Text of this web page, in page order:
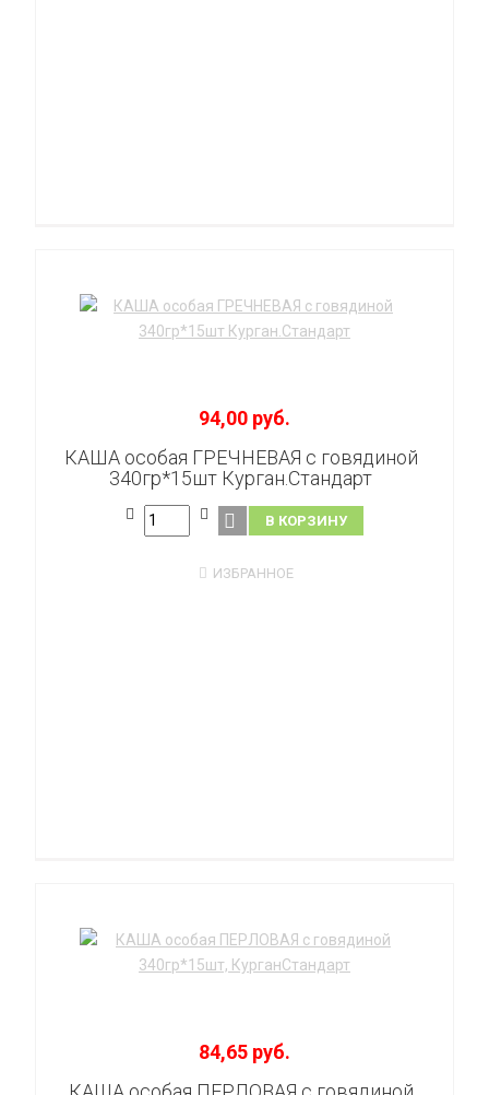
94,00 руб.
КАША особая ГРЕЧНЕВАЯ с говядиной
340гр*15шт Курган.Стандарт
В КОРЗИНУ
ИЗБРАННОЕ
84,65 руб.